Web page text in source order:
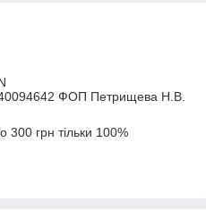
ФОП Петрищева Н.В.
300 грн тільки 100%